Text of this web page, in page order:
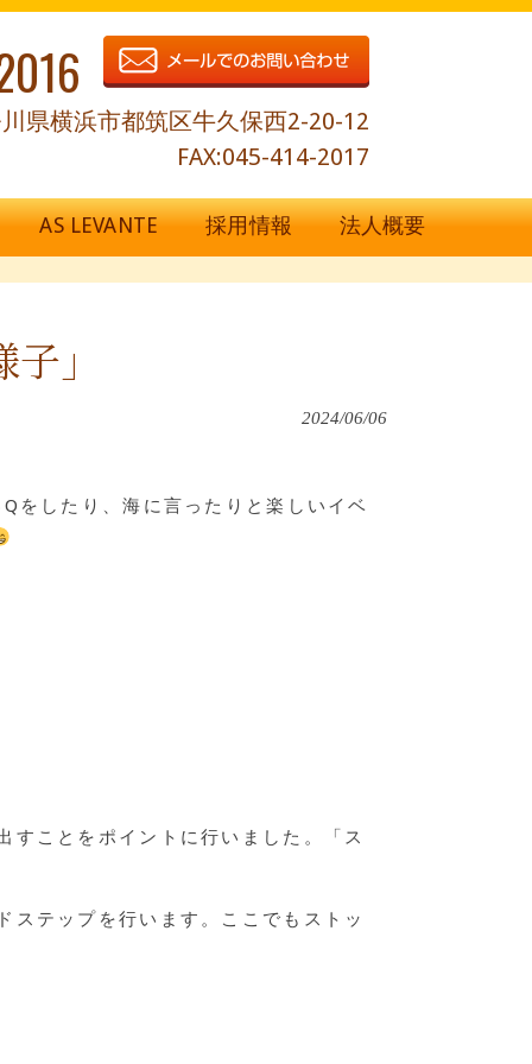
県横浜市都筑区牛久保西2-20-12
FAX:045-414-2017
AS LEVANTE 採用情報 法人概要
」
2024/06/06
をしたり、海に言ったりと楽しいイベ
すことをポイントに行いました。「ス
ステップを行います。ここでもストッ